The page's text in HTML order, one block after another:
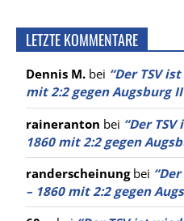
LETZTE KOMMENTARE
Dennis M. bei “Der TSV
mit 2:2 gegen Augsburg II
raineranton bei “Der
1860 mit 2:2 gegen
randerscheinungbei
– 1860 mit 2:2 gegen